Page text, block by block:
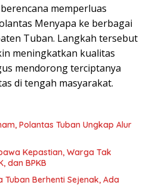
memperluas
Menyapa ke berbagai
Tuban. Langkah tersebut
meningkatkan kualitas
mendorong terciptanya
di tengah masyarakat.
Polantas Tuban Ungkap Alur
Kepastian, Warga Tak
dan BPKB
Berhenti Sejenak, Ada